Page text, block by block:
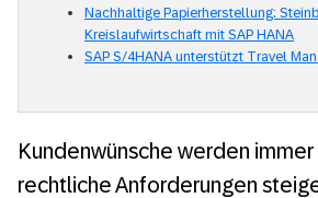
Nachhaltige Papierherstellung:
Kreislaufwirtschaft mit SAP HANA
SAP S/4HANA unterstützt Travel
Kundenwünsche werden
rechtliche Anforderungen